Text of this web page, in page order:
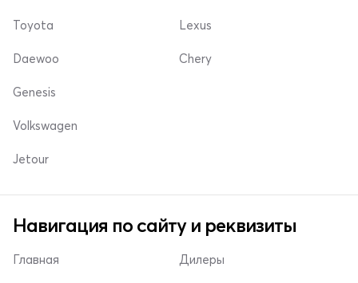
Toyota
Daewoo
Lexus
Chery
Genesis
Volkswagen
Jetour
Навигация по сайту и реквизиты
Главная Дилеры